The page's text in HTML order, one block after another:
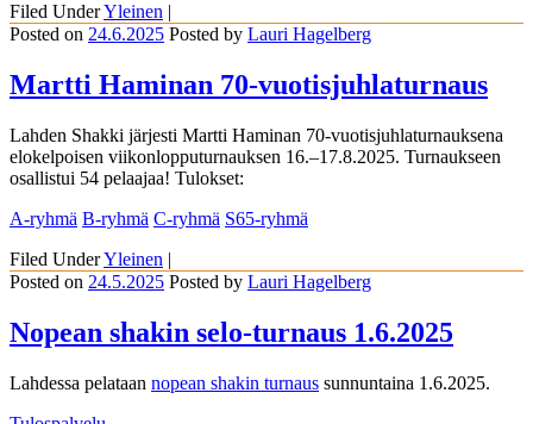
Filed UnderYleinen |
Posted on 24.6.2025 Posted by Lauri Hagelberg
Martti Haminan 70-vuotisjuhlaturnaus
Lahden Shakki järjesti Martti Haminan 70-vuotisjuhlaturnauksena
elokelpoisen viikonlopputurnauksen 16.–17.8.2025. Turnaukseen
osallistui 54 pelaajaa! Tulokset:
A-ryhmä B-ryhmä C-ryhmä S65-ryhmä
Filed UnderYleinen |
Posted on 24.5.2025 Posted by Lauri Hagelberg
Nopean shakin selo-turnaus 1.6.2025
Lahdessa pelataan nopean shakin turnaus sunnuntaina 1.6.2025.